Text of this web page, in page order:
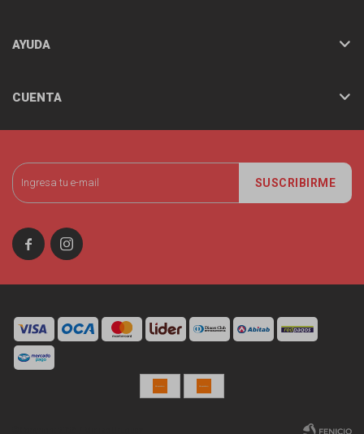
SUSCRIBIRME
 
AYUDA
CUENTA